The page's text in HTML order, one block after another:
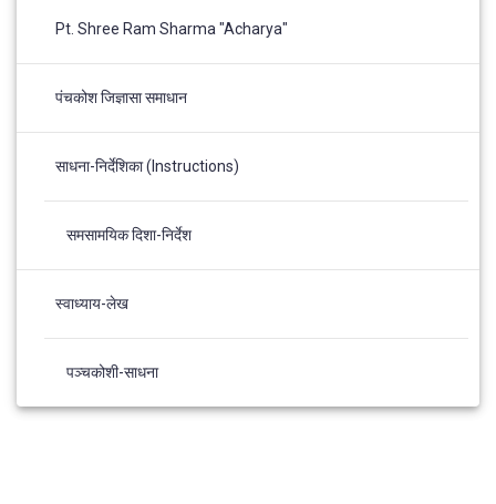
Pt. Shree Ram Sharma "Acharya"
पंचकोश जिज्ञासा समाधान
साधना-निर्देशिका (Instructions)
समसामयिक दिशा-निर्देश
स्वाध्याय-लेख
पञ्चकोशी-साधना